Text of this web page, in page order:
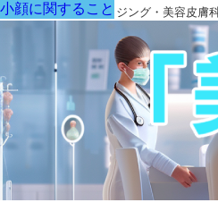
美容外科・アンチエイジング・美容皮膚
小顔に関すること
小顔に関すること
小顔に関すること
小顔に関すること
小顔に関すること
小顔に関すること
小顔に関すること